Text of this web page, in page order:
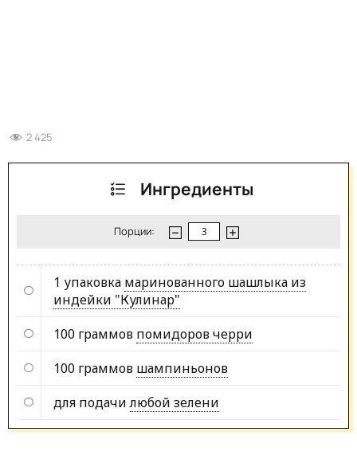
2 425
Ингредиенты
Порции:
1 упаковка маринованного шашлыка из
индейки "Кулинар"
100 граммов помидоров черри
100 граммов шампиньонов
для подачи любой зелени